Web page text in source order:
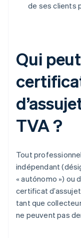
de ses clients
Qui
TVA ?
Tout
indépendant
« autónomo ») ou
certificat
tant que
ne peuvent pas